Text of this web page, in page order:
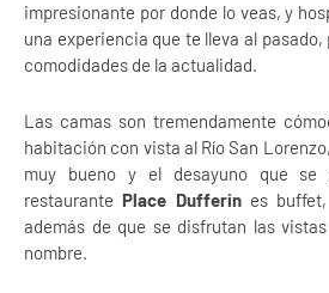
impresionante por donde lo veas, y
una experiencia que te lleva al
comodidades de la actualidad.
Las camas son tremendamente
habitación con vista al Río San
muy bueno y el desayuno que
restaurantePlace Dufferines buffet,
además de que se disfrutan las
nombre.